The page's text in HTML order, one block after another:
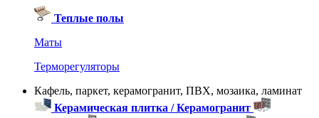
Теплые полы
Маты
Терморегуляторы
Кафель, паркет, керамогранит, ПВХ, мозаика, ламинат
Керамическая плитка / Керамогранит